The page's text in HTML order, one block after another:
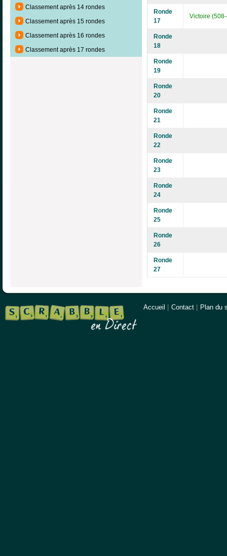
Classement après 14 rondes
Classement après 15 rondes
Classement après 16 rondes
Classement après 17 rondes
Ronde
17
Victoire
Ronde
18
Ronde
19
Ronde
20
Ronde
21
Ronde
22
Ronde
23
Ronde
24
Ronde
25
Ronde
26
Ronde
27
Accueil Contact Plan du